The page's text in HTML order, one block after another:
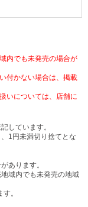
募集・購入
内でも未発売の場合が
付かない場合は、掲載
いについては、店舗に
しています。
1円未満切り捨てとな
あります。
域内でも未発売の地域
す。